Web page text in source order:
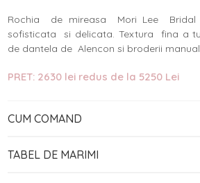
Rochia de mireasa Mori Lee
sofisticata si delicata. Textura fina a
de dantela de Alencon si broderii
PRET: 2630 lei redus de la 5250 Lei
CUM COMAND
TABEL DE MARIMI